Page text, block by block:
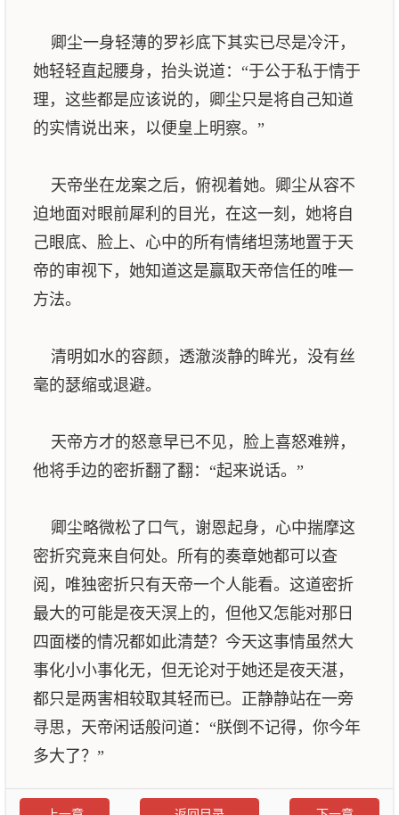
卿尘一身轻薄的罗衫底下其实已尽是冷汗，
她轻轻直起腰身，抬头说道：“于公于私于情于
理，这些都是应该说的，卿尘只是将自己知道
的实情说出来，以便皇上明察。”
天帝坐在龙案之后，俯视着她。卿尘从容不
迫地面对眼前犀利的目光，在这一刻，她将自
己眼底、脸上、心中的所有情绪坦荡地置于天
帝的审视下，她知道这是赢取天帝信任的唯一
方法。
清明如水的容颜，透澈淡静的眸光，没有丝
毫的瑟缩或退避。
天帝方才的怒意早已不见，脸上喜怒难辨，
他将手边的密折翻了翻：“起来说话。”
卿尘略微松了口气，谢恩起身，心中揣摩这
密折究竟来自何处。所有的奏章她都可以查
阅，唯独密折只有天帝一个人能看。这道密折
最大的可能是夜天溟上的，但他又怎能对那日
四面楼的情况都如此清楚？今天这事情虽然大
事化小小事化无，但无论对于她还是夜天湛，
都只是两害相较取其轻而已。正静静站在一旁
寻思，天帝闲话般问道：“朕倒不记得，你今年
多大了？”